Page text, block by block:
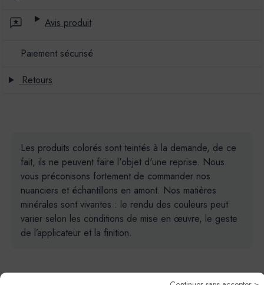
Avis produit
Paiement sécurisé
Retours
Les produits colorés sont teintés à la demande, de ce
fait, ils ne peuvent faire l'objet d'une reprise. Nous
vous préconisons fortement de commander nos
nuanciers et échantillons en amont. Nos matières
minérales sont vivantes : le rendu des couleurs peut
varier selon les conditions de mise en œuvre, le geste
de l’applicateur et la finition.